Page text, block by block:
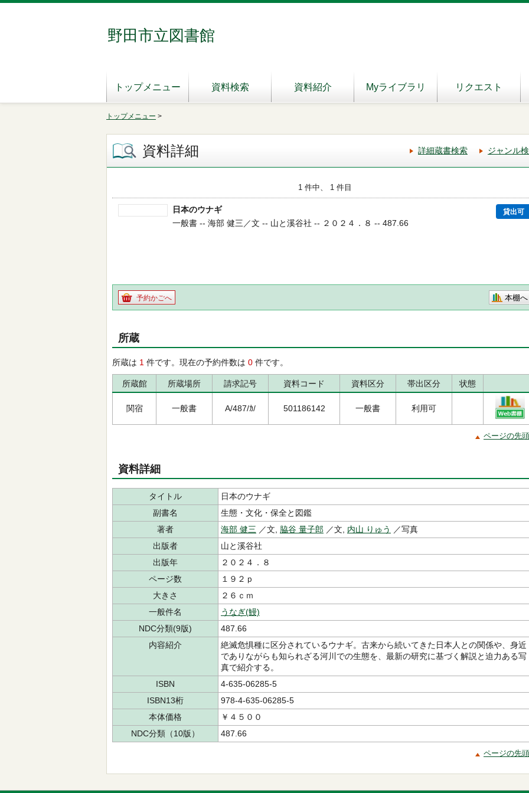
野田市立図書館
トップメニュー 資料検索 資料紹介 Myライブラリ リクエスト
トップメニュー >
資料詳細 詳細蔵書検索 ジャンル
1 件中、 1 件目
日本のウナギ 貸出可
一般書 -- 海部 健三／文 -- 山と溪谷社 -- ２０２４．８ -- 487.66
予約かごへ 本棚へ
所蔵
所蔵は 1 件です。現在の予約件数は 0 件です。
所蔵館 所蔵場所 請求記号 資料コード 資料区分 帯出区分 状態
関宿 一般書 A/487/ｶ/ 501186142 一般書 利用可
ページの先
資料詳細
タイトル
日本のウナギ
副書名
生態・文化・保全と図鑑
著者
海部 健三 ／文, 脇谷 量子郎 ／文, 内山 りゅう
／写真
出版者
山と溪谷社
出版年
２０２４．８
ページ数
１９２ｐ
大きさ
２６ｃｍ
一般件名
うなぎ(鰻)
NDC分類(9版)
487.66
内容紹介
絶滅危惧種に区分されているウナギ。古来から続いてきた日本人との関係や、身近
でありながらも知られざる河川での生態を、最新の研究に基づく解説と迫力ある写
真で紹介する。
ISBN
4-635-06285-5
ISBN13桁
978-4-635-06285-5
本体価格
￥４５００
NDC分類（10版）
487.66
ページの先